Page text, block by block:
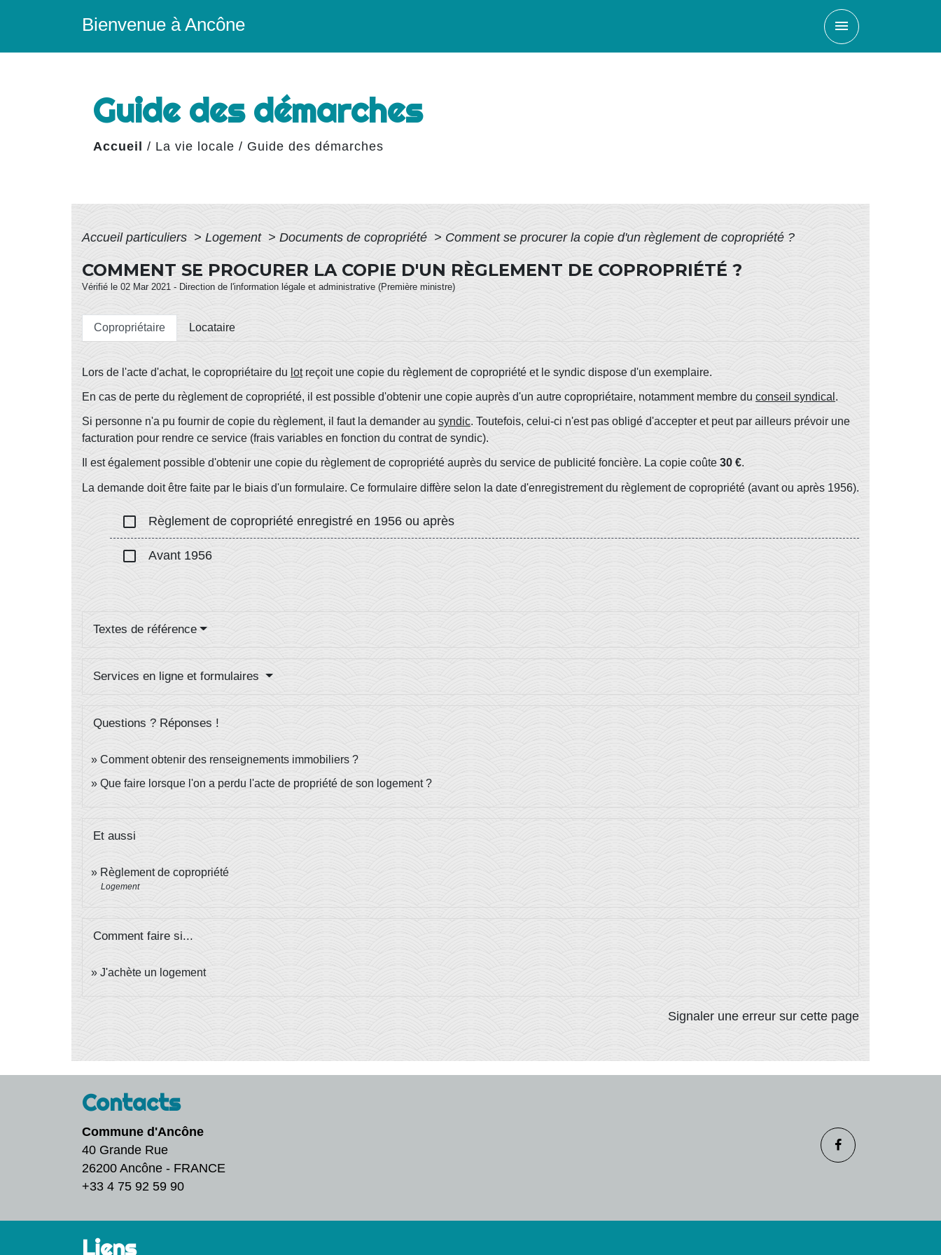
Bienvenue à Ancône menu
Guide des démarches
Accueil / La vie locale / Guide des démarches
Accueil particuliers > Logement > Documents de copropriété > Comment se procurer la copie d'un règlement de copropriété ?
COMMENT SE PROCURER LA COPIE D'UN RÈGLEMENT DE COPROPRIÉTÉ ?
Vérifié le 02 Mar 2021 - Direction de l'information légale et administrative (Première ministre)
Copropriétaire Locataire
Lors de l'acte d'achat, le copropriétaire du lotreçoit une copie du règlement de copropriété et le syndic dispose d'un exemplaire.
En cas de perte du règlement de copropriété, il est possible d'obtenir une copie auprès d'un autre copropriétaire, notamment membre du conseil syndical .
Si personne n'a pu fournir de copie du règlement, il faut la demander au syndic. Toutefois, celui-ci n'est pas obligé d'accepter et peut par ailleurs prévoir une
facturation pour rendre ce service (frais variables en fonction du contrat de syndic).
Il est également possible d'obtenir une copie du règlement de copropriété auprès du service de publicité foncière. La copie coûte 30 €.
La demande doit être faite par le biais d'un formulaire. Ce formulaire diffère selon la date d'enregistrement du règlement de copropriété (avant ou après 1956).
check_box_outline_blank Règlement de copropriété enregistré en 1956 ou après
check_box_outline_blank Avant 1956
Textes de référence
Services en ligne et formulaires
Questions ? Réponses !
Comment obtenir des renseignements immobiliers ?
Que faire lorsque l'on a perdu l'acte de propriété de son logement ?
Et aussi
Règlement de copropriété
Logement
Comment faire si...
J'achète un logement
Signaler une erreur sur cette page
Contacts
Commune d'Ancône
40 Grande Rue
26200 Ancône - FRANCE
+33 4 75 92 59 90
Liens